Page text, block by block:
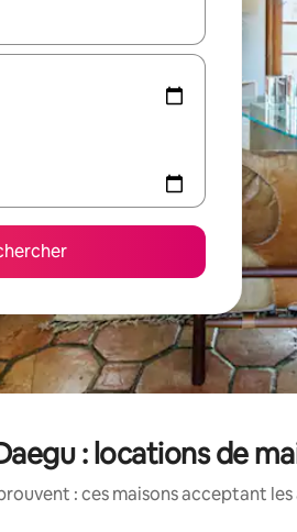
utilisez les flèches vers le haut
: locations de
: ces maisons acceptant